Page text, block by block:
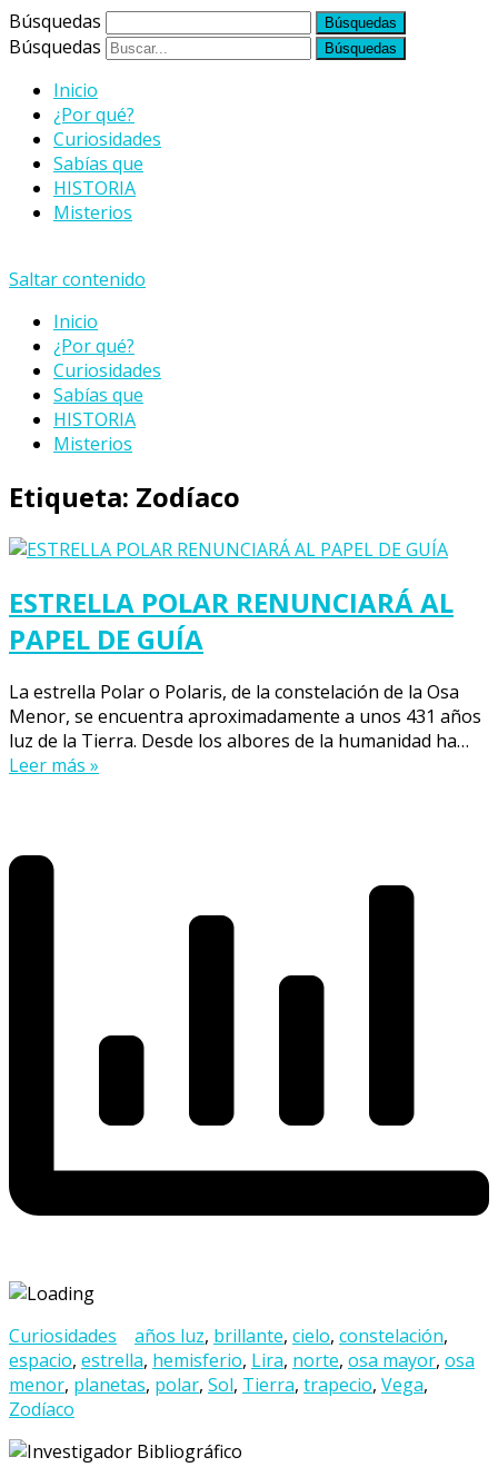
Búsquedas
Búsquedas
Inicio
¿Por qué?
Curiosidades
Sabías que
HISTORIA
Misterios
Saltar contenido
Inicio
¿Por qué?
Curiosidades
Sabías que
HISTORIA
Misterios
Etiqueta: Zodíaco
ESTRELLA POLAR RENUNCIARÁ AL
PAPEL DE GUÍA
La estrella Polar o Polaris, de la constelación de la Osa
Menor, se encuentra aproximadamente a unos 431 años
luz de la Tierra. Desde los albores de la humanidad ha…
Leer más »
Curiosidades años luz, brillante, cielo, constelación,
espacio, estrella, hemisferio, Lira, norte, osa mayor, osa
menor, planetas, polar, Sol, Tierra, trapecio, Vega,
Zodíaco